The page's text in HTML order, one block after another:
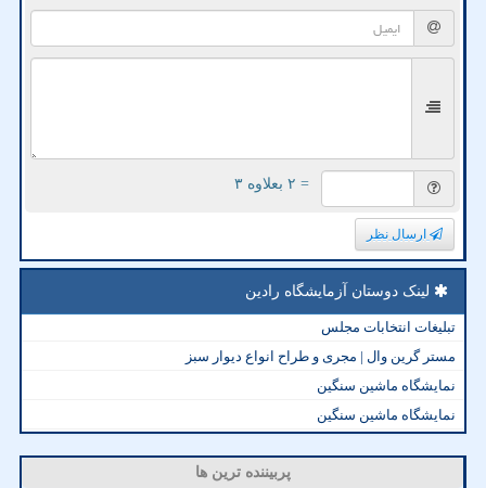
= ۲ بعلاوه ۳
ارسال نظر
لینک دوستان آزمایشگاه رادین
تبلیغات انتخابات مجلس
مستر گرین وال | مجری و طراح انواع دیوار سبز
نمایشگاه ماشین سنگین
نمایشگاه ماشین سنگین
پربیننده ترین ها